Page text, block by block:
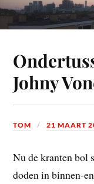
Johny
TOM 21 MAART
Nu de kranten bol
doden in binnen-